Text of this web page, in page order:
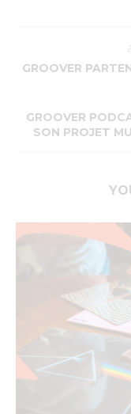
GROOVER
GROOVER
SON PROJET